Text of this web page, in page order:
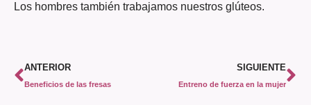
Los hombres también trabajamos nuestros glúteos.
ANTERIOR
Beneficios de las fresas
SIGUIENTE
Entreno de fuerza en la mujer